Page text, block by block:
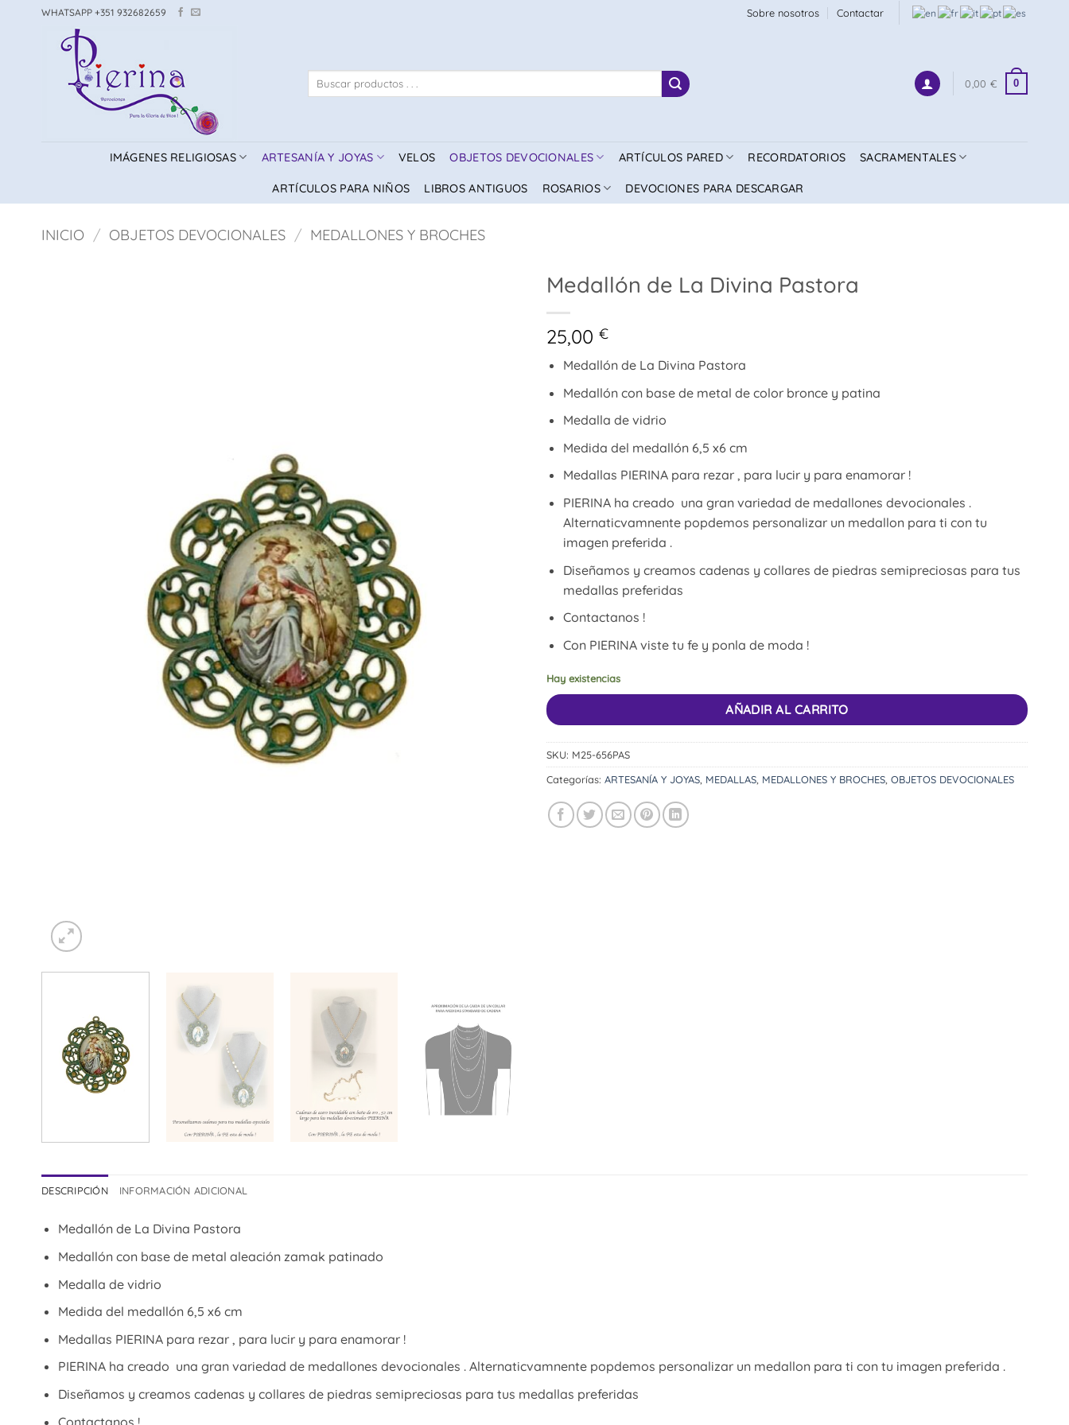
WHATSAPP +351 932682659 Sobre nosotros Contactar
Buscar
0,00 € 0
IMÁGENES RELIGIOSAS ARTESANÍA Y JOYAS VELOS OBJETOS DEVOCIONALES ARTÍCULOS PARED RECORDATORIOS SACRAMENTALES
ARTÍCULOS PARA NIÑOS LIBROS ANTIGUOS ROSARIOS DEVOCIONES PARA DESCARGAR
INICIO / OBJETOS DEVOCIONALES / MEDALLONES Y BROCHES
Medallón de La Divina Pastora
25,00 €
Medallón de La Divina Pastora
Medallón con base de metal de color bronce y patina
Medalla de vidrio
Medida del medallón 6,5 x6 cm
Medallas PIERINA para rezar , para lucir y para enamorar !
PIERINA ha creado una gran variedad de medallones devocionales .
Alternaticvamnente popdemos personalizar un medallon para ti con tu
imagen preferida .
Diseñamos y creamos cadenas y collares de piedras semipreciosas para tus
medallas preferidas
Contactanos !
Con PIERINA viste tu fe y ponla de moda !
Hay existencias
AÑADIR AL CARRITO
SKU: M25-656PAS
Categorías: ARTESANÍA Y JOYAS MEDALLAS MEDALLONES Y BROCHES OBJETOS DEVOCIONALES
DESCRIPCIÓN INFORMACIÓN ADICIONAL
Medallón de La Divina Pastora
Medallón con base de metal aleación zamak patinado
Medalla de vidrio
Medida del medallón 6,5 x6 cm
Medallas PIERINA para rezar , para lucir y para enamorar !
PIERINA ha creado una gran variedad de medallones devocionales . Alternaticvamnente popdemos personalizar un medallon para ti con tu imagen preferida .
Diseñamos y creamos cadenas y collares de piedras semipreciosas para tus medallas preferidas
Contactanos !